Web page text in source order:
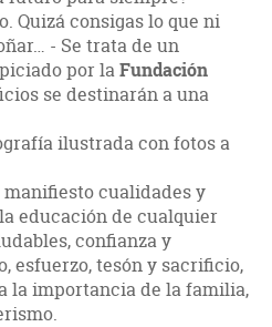
Quizá consigas lo que ni
- Se trata de un
por laFundación
se destinarán a una
ilustrada con fotos a
manifiesto cualidades y
educación de cualquier
confianza y
esfuerzo, tesón y sacrificio,
la importancia de la familia,